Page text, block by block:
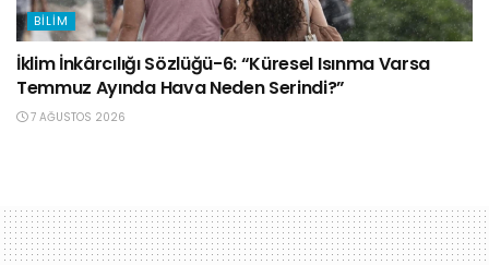
BILIM
İklim İnkârcılığı Sözlüğü-6: “Küresel Isınma Varsa
Temmuz Ayında Hava Neden Serindi?”
7 AĞUSTOS 2026